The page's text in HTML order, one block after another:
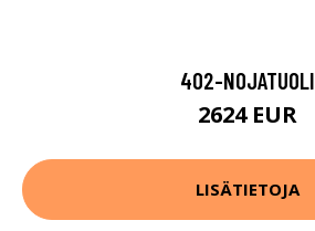
402-NOJATUOLI
2624 EUR
LISÄTIETOJA